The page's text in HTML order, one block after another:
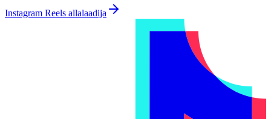
Instagram Reels allalaadija